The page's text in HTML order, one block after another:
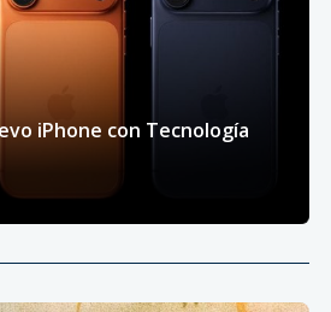
iPhone con Tecnología